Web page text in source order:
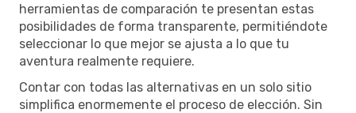
herramientas de comparación te presentan estas
posibilidades de forma transparente, permitiéndote
seleccionar lo que mejor se ajusta a lo que tu
aventura realmente requiere.
Contar con todas las alternativas en un solo sitio
simplifica enormemente el proceso de elección. Sin